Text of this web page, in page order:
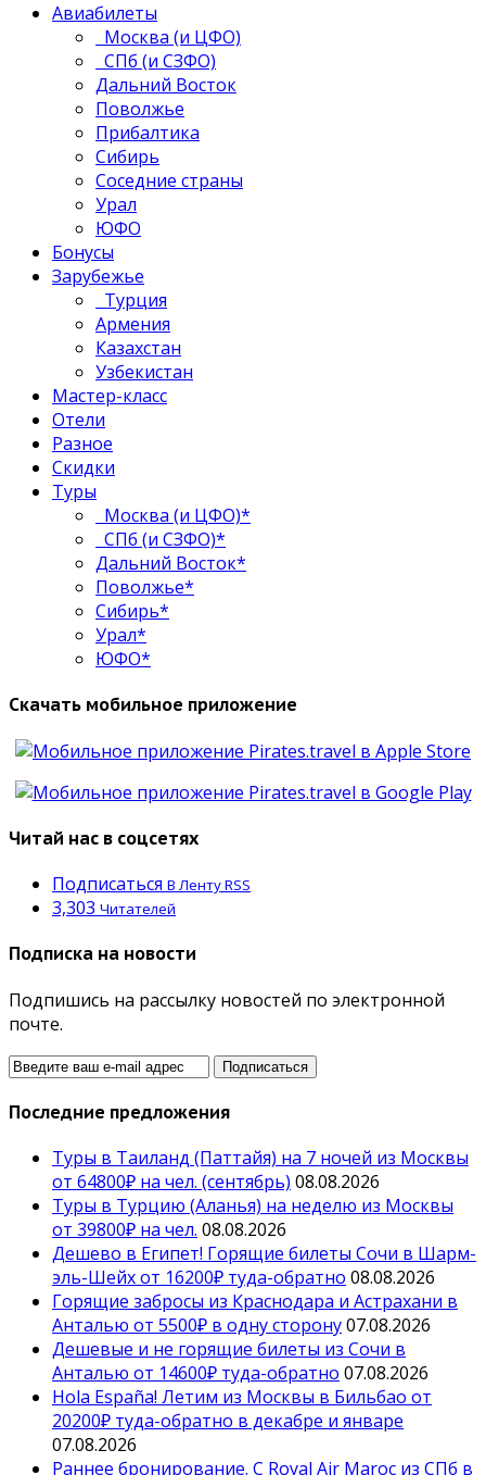
Авиабилеты
Москва (и ЦФО)
СПб (и СЗФО)
Дальний Восток
Поволжье
Прибалтика
Сибирь
Соседние страны
Урал
ЮФО
Бонусы
Зарубежье
Турция
Армения
Казахстан
Узбекистан
Мастер-класс
Отели
Разное
Скидки
Туры
Москва (и ЦФО)*
СПб (и СЗФО)*
Дальний Восток*
Поволжье*
Сибирь*
Урал*
ЮФО*
Скачать мобильное приложение
Читай нас в соцсетях
Подписаться В Ленту RSS
3,303 Читателей
Подписка на новости
Подпишись на рассылку новостей по электронной
почте.
Последние предложения
Туры в Таиланд (Паттайя) на 7 ночей из Москвы
от 64800₽ на чел. (сентябрь) 08.08.2026
Туры в Турцию (Аланья) на неделю из Москвы
от 39800₽ на чел. 08.08.2026
Дешево в Египет! Горящие билеты Сочи в Шарм-
эль-Шейх от 16200₽ туда-обратно 08.08.2026
Горящие забросы из Краснодара и Астрахани в
Анталью от 5500₽ в одну сторону07.08.2026
Дешевые и не горящие билеты из Сочи в
Анталью от 14600₽ туда-обратно 07.08.2026
Hola España! Летим из Москвы в Бильбао от
20200₽ туда-обратно в декабре и январе
07.08.2026
Раннее бронирование. С Royal Air Maroc из СПб в